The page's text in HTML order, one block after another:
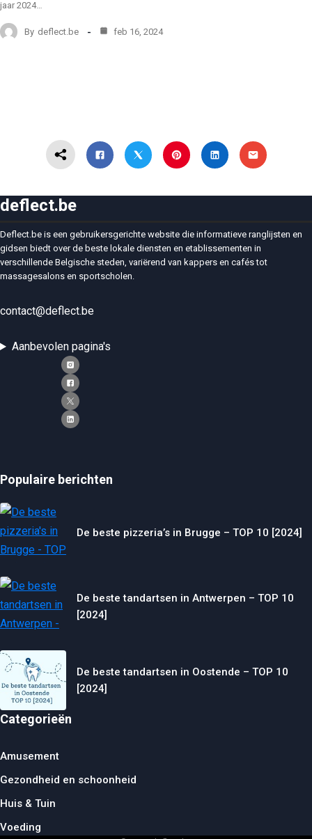
jaar 2024…
By deflect.be feb 16, 2024
deflect.be
Deflect.be is een gebruikersgerichte website die informatieve ranglijsten en
gidsen biedt over de beste lokale diensten en etablissementen in
verschillende Belgische steden, variërend van kappers en cafés tot
massagesalons en sportscholen.
contact@deflect.be
Aanbevolen pagina's
Populaire berichten
De beste pizzeria’s in Brugge – TOP 10 [2024]
De beste tandartsen in Antwerpen – TOP 10
[2024]
De beste tandartsen in Oostende – TOP 10
[2024]
Categorieën
Amusement
Gezondheid en schoonheid
Huis & Tuin
Voeding